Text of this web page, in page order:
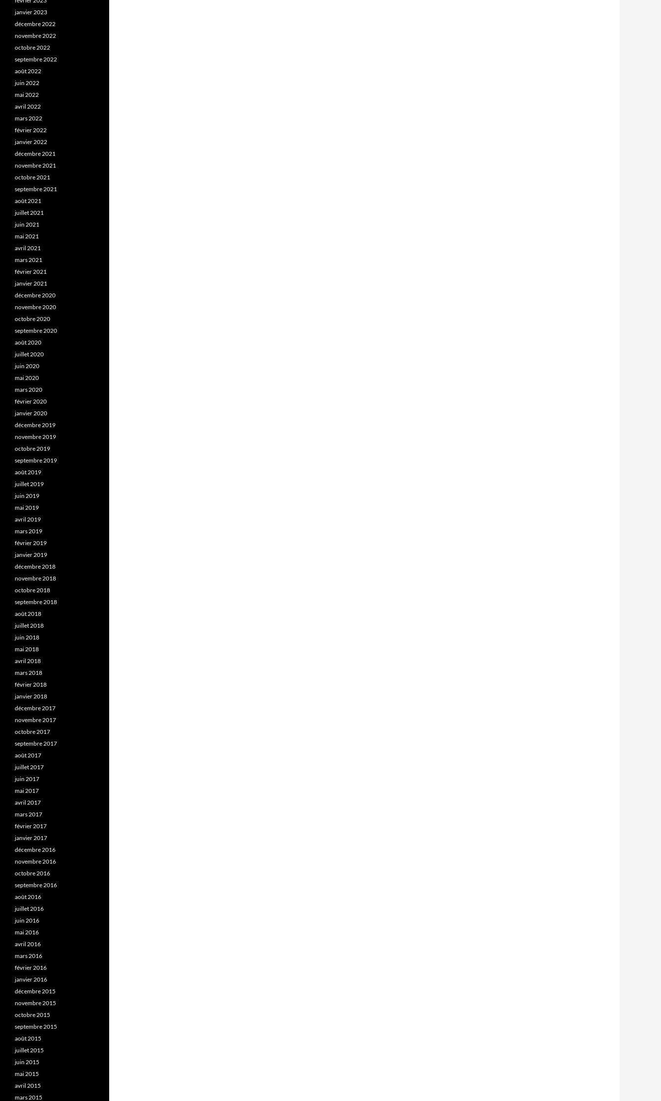
janvier 2023
décembre 2022
novembre 2022
octobre 2022
septembre 2022
août 2022
juin 2022
mai 2022
avril 2022
mars 2022
février 2022
janvier 2022
décembre 2021
novembre 2021
octobre 2021
septembre 2021
août 2021
juillet 2021
juin 2021
mai 2021
avril 2021
mars 2021
février 2021
janvier 2021
décembre 2020
novembre 2020
octobre 2020
septembre 2020
août 2020
juillet 2020
juin 2020
mai 2020
mars 2020
février 2020
janvier 2020
décembre 2019
novembre 2019
octobre 2019
septembre 2019
août 2019
juillet 2019
juin 2019
mai 2019
avril 2019
mars 2019
février 2019
janvier 2019
décembre 2018
novembre 2018
octobre 2018
septembre 2018
août 2018
juillet 2018
juin 2018
mai 2018
avril 2018
mars 2018
février 2018
janvier 2018
décembre 2017
novembre 2017
octobre 2017
septembre 2017
août 2017
juillet 2017
juin 2017
mai 2017
avril 2017
mars 2017
février 2017
janvier 2017
décembre 2016
novembre 2016
octobre 2016
septembre 2016
août 2016
juillet 2016
juin 2016
mai 2016
avril 2016
mars 2016
février 2016
janvier 2016
décembre 2015
novembre 2015
octobre 2015
septembre 2015
août 2015
juillet 2015
juin 2015
mai 2015
avril 2015
mars 2015